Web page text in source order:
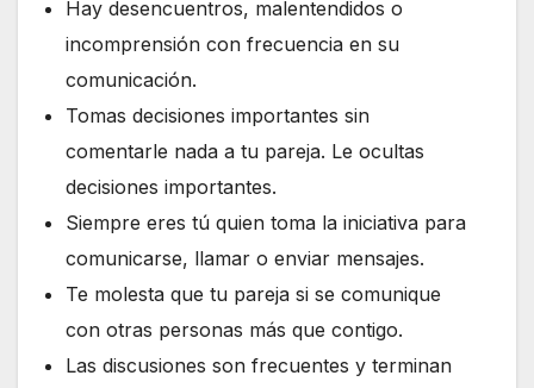
Hay desencuentros, malentendidos o
incomprensión con frecuencia en su
comunicación.
Tomas decisiones importantes sin
comentarle nada a tu pareja. Le ocultas
decisiones importantes.
Siempre eres tú quien toma la iniciativa para
comunicarse, llamar o enviar mensajes.
Te molesta que tu pareja si se comunique
con otras personas más que contigo.
Las discusiones son frecuentes y terminan